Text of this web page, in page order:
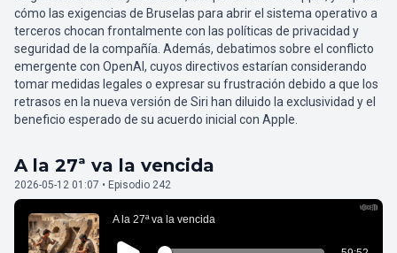
cómo las exigencias de Bruselas para abrir el sistema operativo a
terceros chocan frontalmente con las políticas de privacidad y
seguridad de la compañía. Además, debatimos sobre el conflicto
emergente con OpenAI, cuyos directivos estarían considerando
tomar medidas legales o expresar su frustración debido a que los
retrasos en la nueva versión de Siri han diluido la exclusividad y el
beneficio esperado de su acuerdo inicial con Apple.
A la 27ª va la vencida
2026-05-12 01:07 • Episodio 242